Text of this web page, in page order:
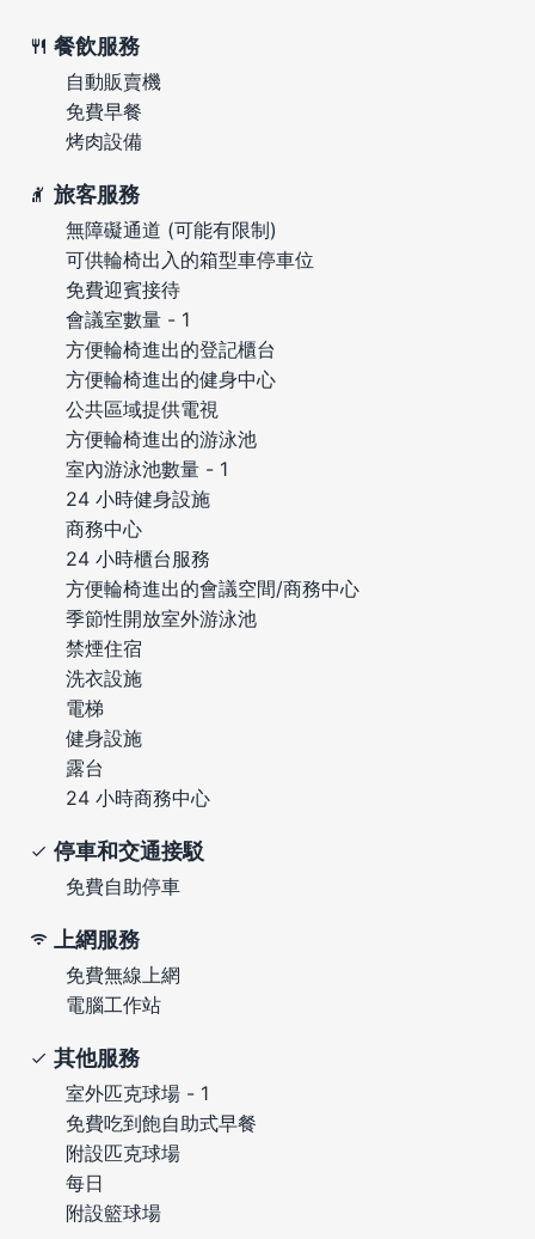
餐飲服務
自動販賣機
免費早餐
烤肉設備
旅客服務
無障礙通道 (可能有限制)
可供輪椅出入的箱型車停車位
免費迎賓接待
會議室數量 - 1
方便輪椅進出的登記櫃台
方便輪椅進出的健身中心
公共區域提供電視
方便輪椅進出的游泳池
室內游泳池數量 - 1
24 小時健身設施
商務中心
24 小時櫃台服務
方便輪椅進出的會議空間/商務中心
季節性開放室外游泳池
禁煙住宿
洗衣設施
電梯
健身設施
露台
24 小時商務中心
停車和交通接駁
免費自助停車
上網服務
免費無線上網
電腦工作站
其他服務
室外匹克球場 - 1
免費吃到飽自助式早餐
附設匹克球場
每日
附設籃球場